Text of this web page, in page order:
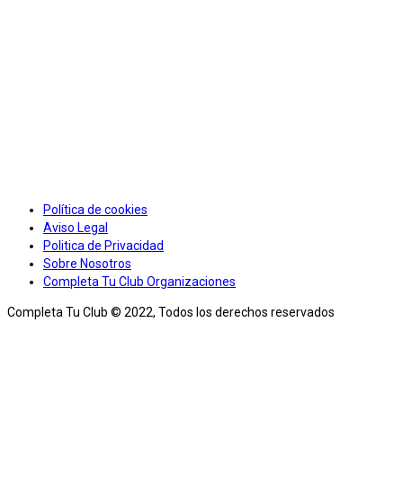
Política de cookies
Aviso Legal
Politica de Privacidad
Sobre Nosotros
Completa Tu Club Organizaciones
Completa Tu Club © 2022, Todos los derechos reservados